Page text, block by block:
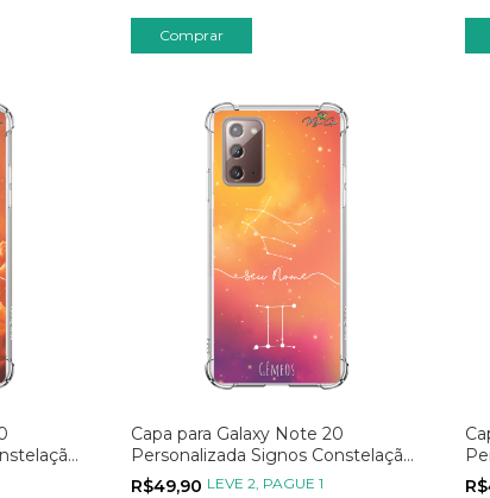
Capa para Galaxy Note 20
Personalizada Signos Constelação
de Gêmeos
R$49,90 LEVE 2, PAGUE 1
de